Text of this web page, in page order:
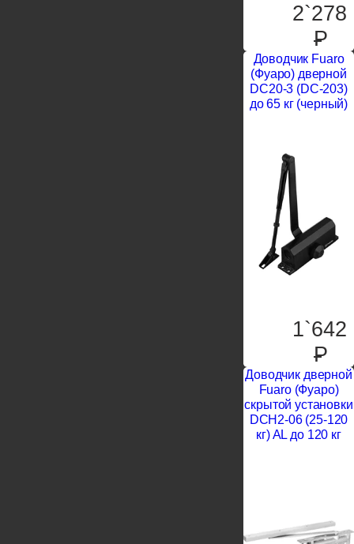
2`278
P
Доводчик Fuaro
(Фуаро) дверной
DC20-3 (DC-203)
до 65 кг (черный)
1`642
P
Доводчик дверной
Fuaro (Фуаро)
скрытой установки
DCH2-06 (25-120
кг) AL до 120 кг